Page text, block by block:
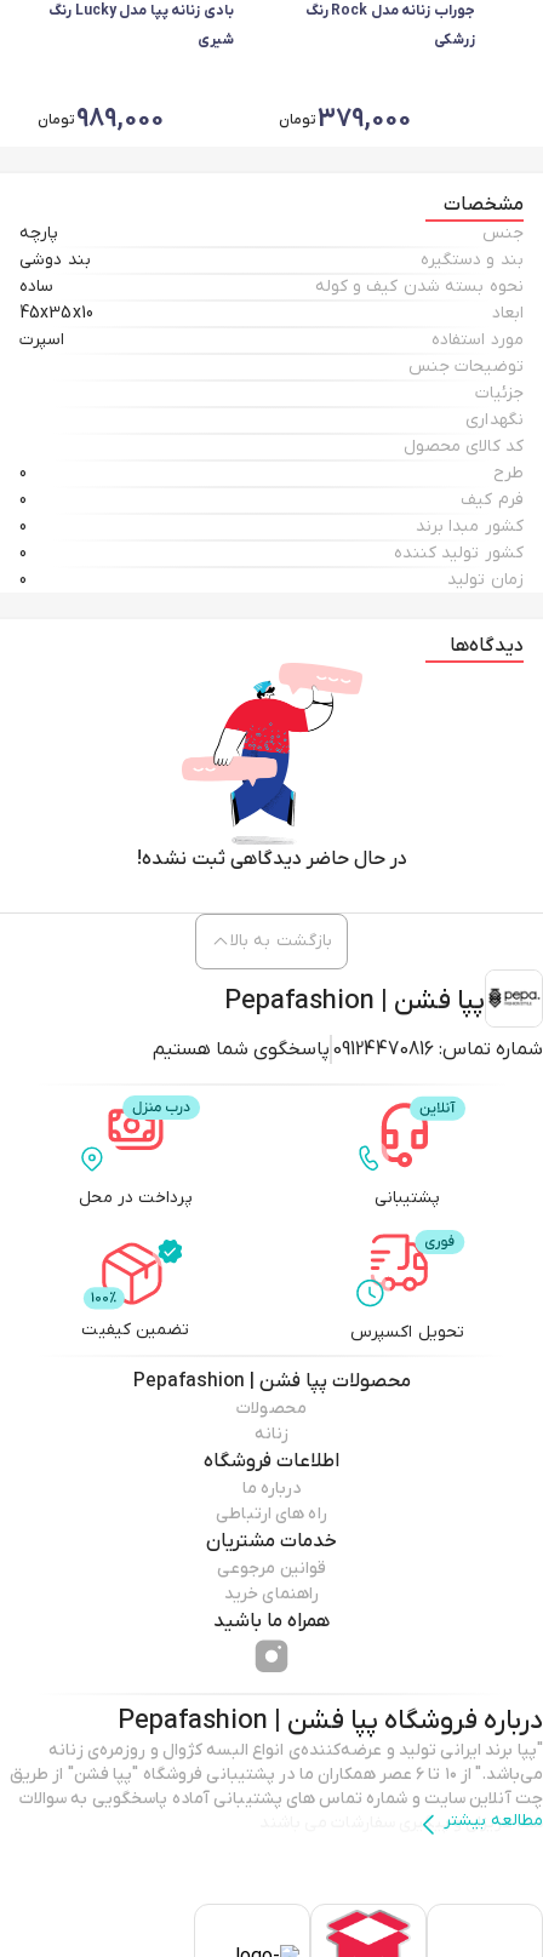
جوراب زنانه مدل Rock رنگ
زرشکی
379,000تومان
بادی زنانه پپا مدل Lucky رنگ
شیری
989,000تومان
مشخصات
جنس
پارچه
بند و دستگیره
بند دوشی
نحوه بسته شدن کیف و کوله
ساده
ابعاد
45x35x10
مورد استفاده
اسپرت
توضیحات جنس
جزئیات
نگهداری
کد کالای محصول
طرح
0
فرم کیف
0
کشور مبدا برند
0
کشور تولید کننده
0
زمان تولید
0
دیدگاه‌ها
در حال حاضر دیدگاهی ثبت نشده!
پپا فشن | Pepafashion
شماره تماس: 09124470816 پاسخگوی شما هستیم
بازگشت به بالا
پشتیبانی پرداخت در محل
تحویل اکسپرس تضمین کیفیت
محصولات پپا فشن | Pepafashion
محصولات
زنانه
اطلاعات فروشگاه
درباره ما
راه های ارتباطی
خدمات مشتریان
قوانین مرجوعی
راهنمای خرید
همراه ما باشید
درباره فروشگاه پپا فشن | Pepafashion
"پپا برند ایرانی تولید و عرضه‌کننده‌ی انواع البسه کژوال و روزمره‌ی زنانه
می‌باشد." از ۱۰ تا ۶ عصر همکاران ما در پشتیبانی فروشگاه "پپا فشن" از طریق
چت آنلاین سایت و شماره تماس های پشتیبانی آماده پاسخگویی به سوالات
شما عزیزان و پیگیری سفارشات می باشند
مطالعه بیشتر